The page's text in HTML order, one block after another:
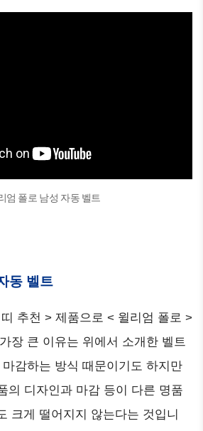
엄 폴로 남성 자동 벨트
동 벨트
추천 > 제품으로 < 윌리엄 폴로 >
장 큰 이유는 위에서 소개한 벨트
감하는 방식 때문이기도 하지만
의 디자인과 마감 등이 다른 명품
크게 떨어지지 않는다는 것입니